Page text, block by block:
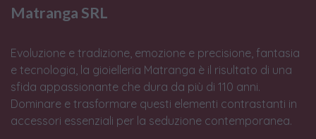
Matranga SRL
Evoluzione e tradizione, emozione e precisione, fantasia
e tecnologia, la gioielleria Matranga è il risultato di una
sfida appassionante che dura da più di 110 anni.
Dominare e trasformare questi elementi contrastanti in
accessori essenziali per la seduzione contemporanea.